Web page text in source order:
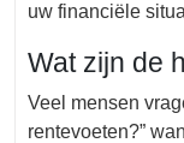
uw financiële
Wat zijn de
Veel mensen
rentevoeten?”